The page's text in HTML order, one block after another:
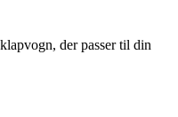
der passer til din